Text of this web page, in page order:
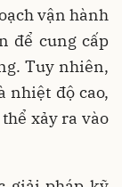
vận hành
để cung cấp
Tuy nhiên,
nhiệt độ cao,
xảy ra vào